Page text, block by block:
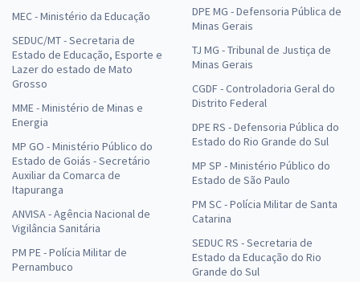
MEC - Ministério da Educação
SEDUC/MT - Secretaria de
Estado de Educação, Esporte e
Lazer do estado de Mato
Grosso
MME - Ministério de Minas e
Energia
MP GO - Ministério Público do
Estado de Goiás - Secretário
Auxiliar da Comarca de
Itapuranga
ANVISA - Agência Nacional de
Vigilância Sanitária
PM PE - Polícia Militar de
Pernambuco
DPE MG - Defensoria Pública de
Minas Gerais
TJ MG - Tribunal de Justiça de
Minas Gerais
CGDF - Controladoria Geral do
Distrito Federal
DPE RS - Defensoria Pública do
Estado do Rio Grande do Sul
MP SP - Ministério Público do
Estado de São Paulo
PM SC - Polícia Militar de Santa
Catarina
SEDUC RS - Secretaria de
Estado da Educação do Rio
Grande do Sul